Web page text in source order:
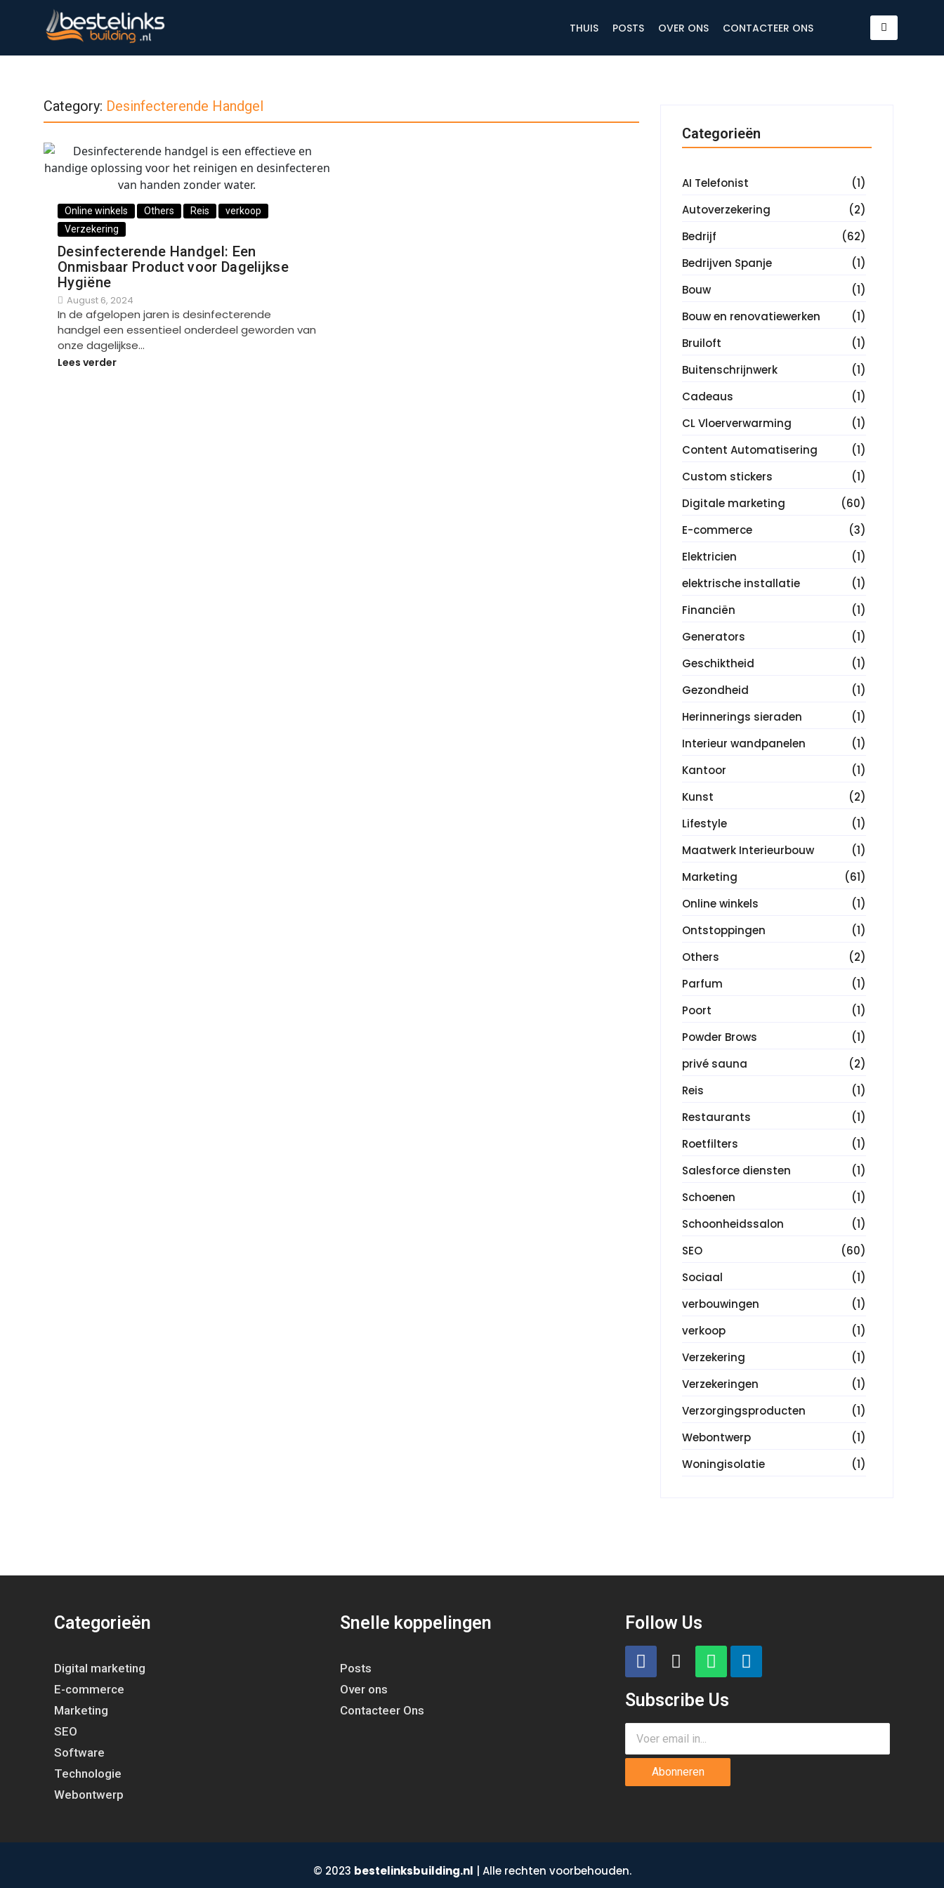
THUIS POSTS OVER ONS CONTACTEER ONS
Category: Desinfecterende Handgel
Online winkels Others Reis
verkoop
Verzekering
Desinfecterende Handgel: Een
Onmisbaar Product voor Dagelijkse
Hygiëne
August 6, 2024
In de afgelopen jaren is desinfecterende
handgel een essentieel onderdeel geworden van
onze dagelijkse…
Lees verder
Categorieën
AI Telefonist
(1)
Autoverzekering
(2)
Bedrijf
(62)
Bedrijven Spanje
(1)
Bouw
(1)
Bouw en renovatiewerken
(1)
Bruiloft
(1)
Buitenschrijnwerk
(1)
Cadeaus
(1)
CL Vloerverwarming
(1)
Content Automatisering
(1)
Custom stickers
(1)
Digitale marketing
(60)
E-commerce
(3)
Elektricien
(1)
elektrische installatie
(1)
Financiën
(1)
Generators
(1)
Geschiktheid
(1)
Gezondheid
(1)
Herinnerings sieraden
(1)
Interieur wandpanelen
(1)
Kantoor
(1)
Kunst
(2)
Lifestyle
(1)
Maatwerk Interieurbouw
(1)
Marketing
(61)
Online winkels
(1)
Ontstoppingen
(1)
Others
(2)
Parfum
(1)
Poort
(1)
Powder Brows
(1)
privé sauna
(2)
Reis
(1)
Restaurants
(1)
Roetfilters
(1)
Salesforce diensten
(1)
Schoenen
(1)
Schoonheidssalon
(1)
SEO
(60)
Sociaal
(1)
verbouwingen
(1)
verkoop
(1)
Verzekering
(1)
Verzekeringen
(1)
Verzorgingsproducten
(1)
Webontwerp
(1)
Woningisolatie
(1)
Categorieën
Digital marketing
E-commerce
Marketing
SEO
Software
Technologie
Webontwerp
Snelle koppelingen
Posts
Over ons
Contacteer Ons
Follow Us
Subscribe Us
Abonneren
© 2023 bestelinksbuilding.nl | Alle rechten voorbehouden.